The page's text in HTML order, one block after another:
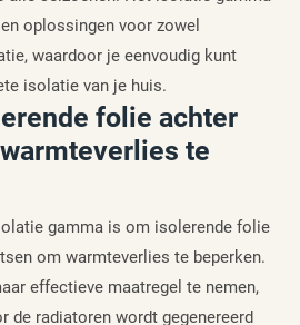
oplossingen voor zowel
waardoor je eenvoudig kunt
isolatie van je huis.
folie achter
te
gamma is om isolerende folie
om warmteverlies te beperken.
effectieve maatregel te nemen,
de radiatoren wordt gegenereerd